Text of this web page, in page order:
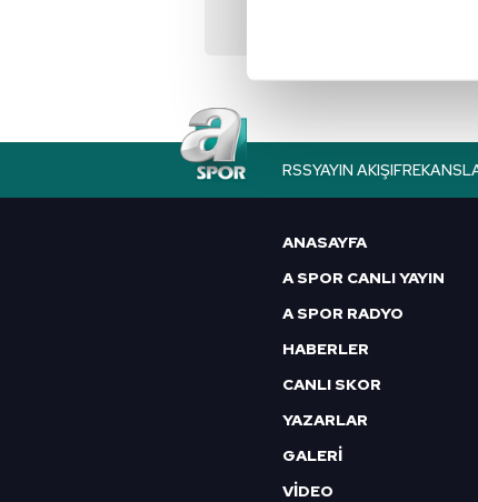
Her halükârda,
amacıyla
Çerezlere ilişkin
6698 sayılı Kişisel
mevzuata uygun olarak
RSSYAYIN AKIŞI
ANASAYFA
A SPOR CANLI YAYIN
A SPOR RADYO
HABERLER
CANLI SKOR
YAZARLAR
GALERİ
VİDEO